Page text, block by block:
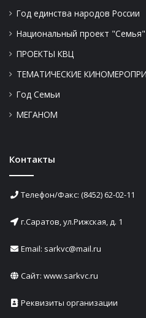
Год единства народов России
Национальный проект "Семья"
ПРОЕКТЫ КВЦ
ТЕМАТИЧЕСКИЕ
Год Семьи
МЕГАНОМ
Контакты
Телефон/Факс: (8452) 62-02-11
г.Саратов, ул.Рижская, д. 1
Email: sarkvc@mail.ru
Сайт: www.sarkvc.ru
Реквизиты организации